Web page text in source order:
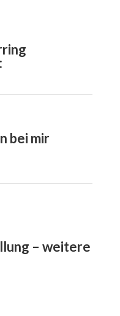
bei mir
– weitere